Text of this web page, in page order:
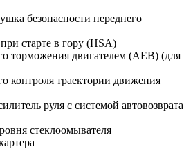
безопасности переднего
старте в гору (HSA)
торможения двигателем (AEB) (для
контроля траектории движения
руля с системой автовозврата
стеклоомывателя